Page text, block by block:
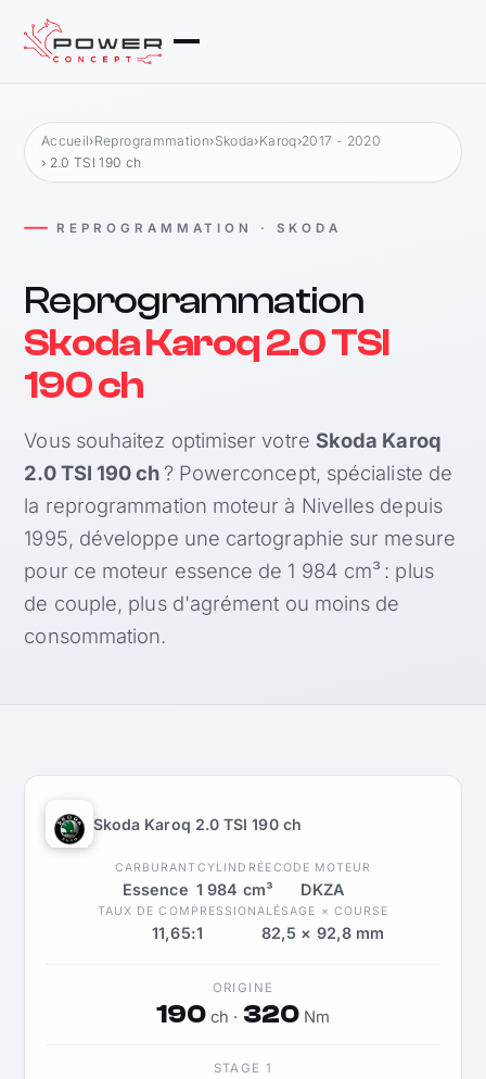
Accueil›Reprogrammation›Skoda›Karoq›2017 - 2020
› 2.0 TSI 190 ch
REPROGRAMMATION · SKODA
Reprogrammation
Skoda Karoq 2.0 TSI
190 ch
Vous souhaitez optimiser votre Skoda Karoq
2.0 TSI 190 ch ? Powerconcept, spécialiste de
la reprogrammation moteur à Nivelles depuis
1995, développe une cartographie sur mesure
pour ce moteur essence de 1 984 cm³ : plus
de couple, plus d'agrément ou moins de
consommation.
Skoda Karoq 2.0 TSI 190 ch
CARBURANT
Essence
CYLINDRÉE
1 984 cm³
CODE MOTEUR
DKZA
TAUX DE COMPRESSION
11,65:1
ALÉSAGE × COURSE
82,5 × 92,8 mm
ORIGINE
190 ch · 320Nm
STAGE 1